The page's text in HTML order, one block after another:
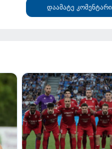
დაამატე კომენტარი